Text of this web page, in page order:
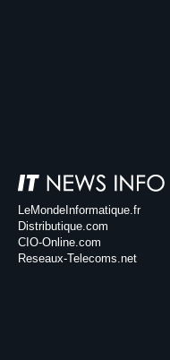
LeMondeInformatique.fr
Distributique.com
CIO-Online.com
Reseaux-Telecoms.net